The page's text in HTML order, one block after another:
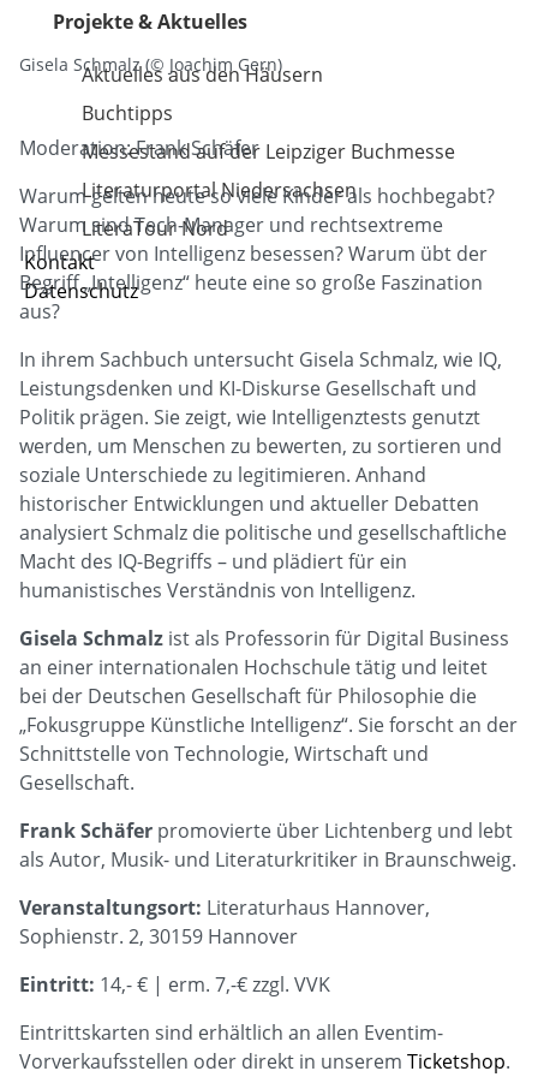
Projekte & Aktuelles
Aktuelles aus den Häusern
Buchtipps
Messestand auf der Leipziger Buchmesse
Literaturportal Niedersachsen
LiteraTour Nord
Kontakt
Datenschutz
Gisela Schmalz (© Joachim Gern)
Moderation: Frank Schäfer
Warum gelten heute so viele Kinder als hochbegabt?
Warum sind Tech-Manager und rechtsextreme
Influencer von Intelligenz besessen? Warum übt der
Begriff „Intelligenz“ heute eine so große Faszination
aus?
In ihrem Sachbuch untersucht Gisela Schmalz, wie IQ,
Leistungsdenken und KI-Diskurse Gesellschaft und
Politik prägen. Sie zeigt, wie Intelligenztests genutzt
werden, um Menschen zu bewerten, zu sortieren und
soziale Unterschiede zu legitimieren. Anhand
historischer Entwicklungen und aktueller Debatten
analysiert Schmalz die politische und gesellschaftliche
Macht des IQ-Begriffs – und plädiert für ein
humanistisches Verständnis von Intelligenz.
Gisela Schmalz ist als Professorin für Digital Business
an einer internationalen Hochschule tätig und leitet
bei der Deutschen Gesellschaft für Philosophie die
„Fokusgruppe Künstliche Intelligenz“. Sie forscht an der
Schnittstelle von Technologie, Wirtschaft und
Gesellschaft.
Frank Schäfer promovierte über Lichtenberg und lebt
als Autor, Musik- und Literaturkritiker in Braunschweig.
Veranstaltungsort: Literaturhaus Hannover,
Sophienstr. 2, 30159 Hannover
Eintritt: 14,- € | erm. 7,-€ zzgl. VVK
Eintrittskarten sind erhältlich an allen Eventim-
Vorverkaufsstellen oder direkt in unserem Ticketshop.